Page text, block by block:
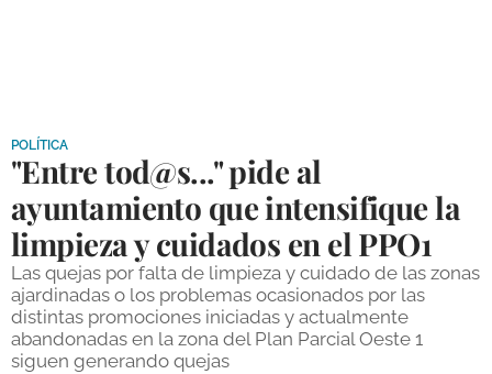
DEPORTES
COMPETICIONES
DEPORTE BASE
OPINIÓN
VENTANA CIUDADANA
POLÍTICA
"Entre tod@s..." pide al
ayuntamiento que intensifique la
limpieza y cuidados en el PPO1
Las quejas por falta de limpieza y cuidado de las zonas
ajardinadas o los problemas ocasionados por las
distintas promociones iniciadas y actualmente
abandonadas en la zona del Plan Parcial Oeste 1
siguen generando quejas